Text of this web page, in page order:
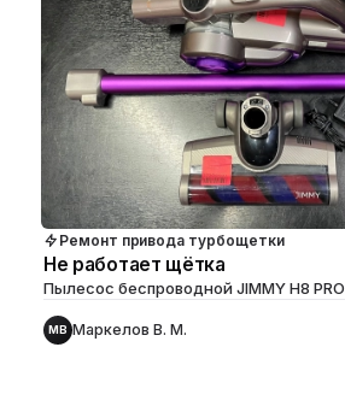
Ремонт привода турбощетки
Не работает щётка
Пылесос беспроводной JIMMY H8 PRO
МВ Маркелов В. М.